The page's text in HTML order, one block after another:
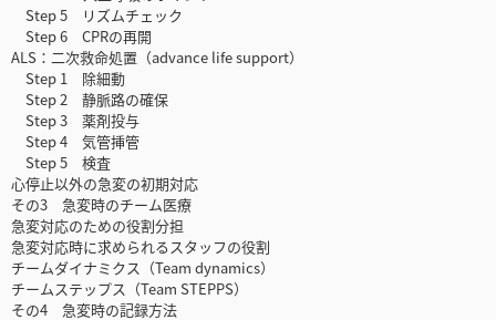
Step 5 リズムチェック
Step 6 CPRの再開
ALS：二次救命処置（advance life support）
Step 1 除細動
Step 2 静脈路の確保
Step 3 薬剤投与
Step 4 気管挿管
Step 5 検査
心停止以外の急変の初期対応
その3 急変時のチーム医療
急変対応のための役割分担
急変対応時に求められるスタッフの役割
チームダイナミクス（Team dynamics）
チームステップス（Team STEPPS）
その4 急変時の記録方法